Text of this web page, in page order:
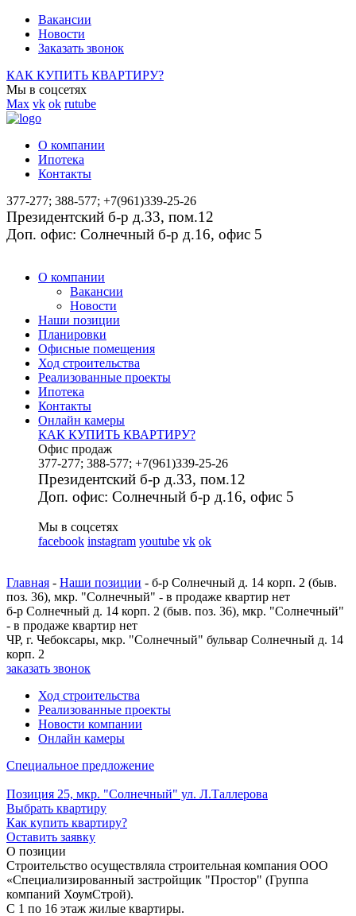
Вакансии
Новости
Заказать звонок
КАК КУПИТЬ КВАРТИРУ?
Мы в соцсетях
Max vk ok rutube
О компании
Ипотека
Контакты
377-277; 388-577; +7(961)339-25-26
Президентский б-р д.33, пом.12
Доп. офис: Солнечный б-р д.16, офис 5
О компании
Вакансии
Новости
Наши позиции
Планировки
Офисные помещения
Ход строительства
Реализованные проекты
Ипотека
Контакты
Онлайн камеры
КАК КУПИТЬ КВАРТИРУ?
Офис продаж
377-277; 388-577; +7(961)339-25-26
Президентский б-р д.33, пом.12
Доп. офис: Солнечный б-р д.16, офис 5
Мы в соцсетях
facebook instagram youtube vk ok
Главная - Наши позиции - б-р Солнечный д. 14 корп. 2 (быв.
поз. 36), мкр. "Солнечный" - в продаже квартир нет
б-р Солнечный д. 14 корп. 2 (быв. поз. 36), мкр. "Солнечный"
- в продаже квартир нет
ЧР, г. Чебоксары, мкр. "Солнечный" бульвар Солнечный д. 14
корп. 2
заказать звонок
Ход строительства
Реализованные проекты
Новости компании
Онлайн камеры
Специальное предложение
Позиция 25, мкр. "Солнечный" ул. Л.Таллерова
Выбрать квартиру
Как купить квартиру?
Оставить заявку
О позиции
Строительство осуществляла строительная компания ООО
«Специализированный застройщик "Простор" (Группа
компаний ХоумСтрой).
С 1 по 16 этаж жилые квартиры.